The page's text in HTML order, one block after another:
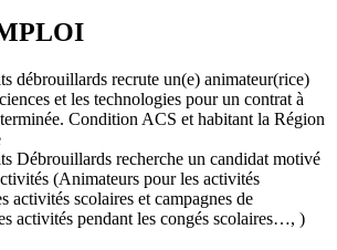
débrouillards recrute un(e) animateur(rice)
et les technologies pour un contrat à
Condition ACS et habitant la Région
Débrouillards recherche un candidat motivé
(Animateurs pour les activités
activités scolaires et campagnes de
activités pendant les congés scolaires…, )